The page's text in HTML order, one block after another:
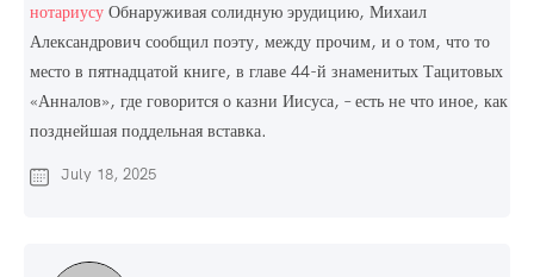
нотариусу Обнаруживая солидную эрудицию, Михаил
Александрович сообщил поэту, между прочим, и о том, что то
место в пятнадцатой книге, в главе 44-й знаменитых Тацитовых
«Анналов», где говорится о казни Иисуса, – есть не что иное, как
позднейшая поддельная вставка.
July 18, 2025